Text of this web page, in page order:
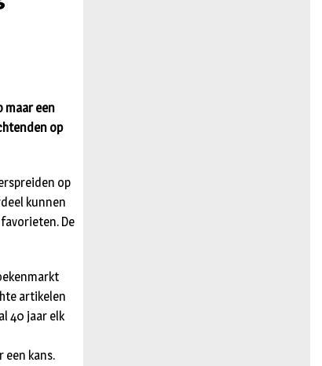
maar een
op
op
kunnen
De
artikelen
40 jaar elk
een kans.